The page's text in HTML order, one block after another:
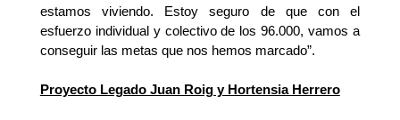
estamos viviendo. Estoy seguro de que con el
esfuerzo individual y colectivo de los 96.000, vamos a
conseguir las metas que nos hemos marcado”.
Proyecto Legado Juan Roig y Hortensia Herrero